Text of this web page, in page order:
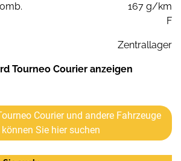
167 g/km
F
Zentrallager
Tourneo Courier anzeigen
Courier und andere Fahrzeuge
können Sie hier suchen